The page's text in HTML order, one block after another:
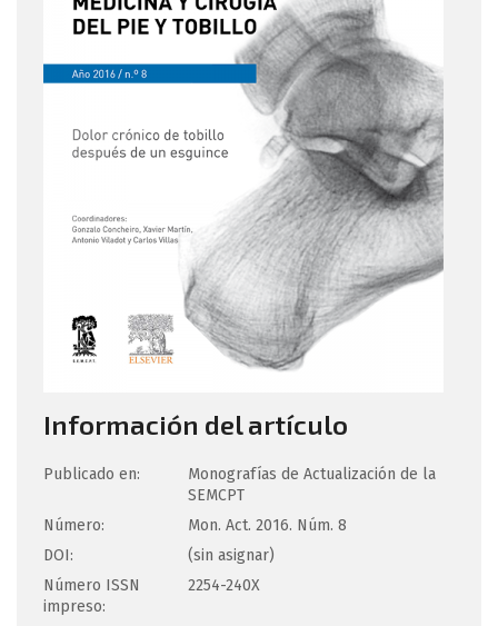
Información del artículo
Publicado en:
Monografías de Actualización de la
SEMCPT
Número:
Mon. Act. 2016. Núm. 8
DOI:
(sin asignar)
Número ISSN
impreso:
2254-240X